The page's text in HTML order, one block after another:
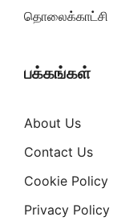
தொலைக்காட்சி
பக்கங்கள்
About Us
Contact Us
Cookie Policy
Privacy Policy